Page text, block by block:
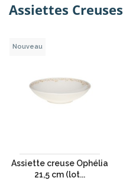
Assiettes Creuses
Assiette creuse Ophélia
21,5 cm (lot...
Nouveau